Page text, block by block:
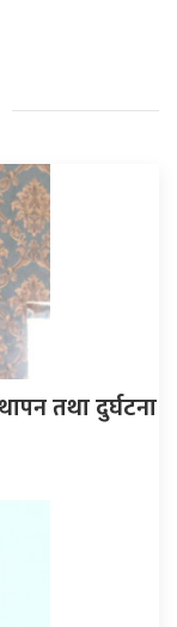
तथा दुर्घटना